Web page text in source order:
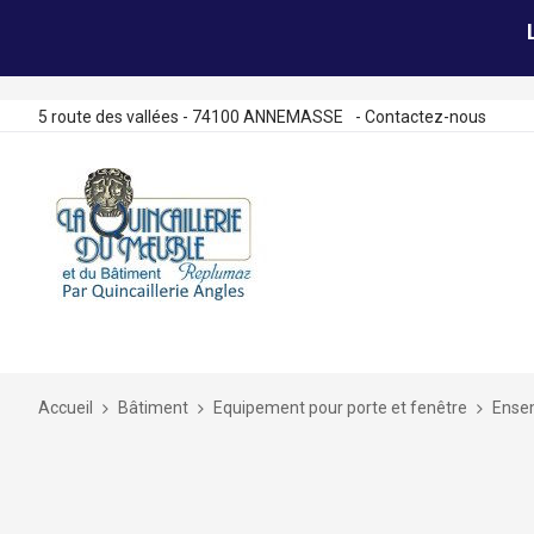
5 route des vallées - 74100 ANNEMASSE - Contactez-nous
Accueil Bâtiment Equipement pour porte et fenêtre